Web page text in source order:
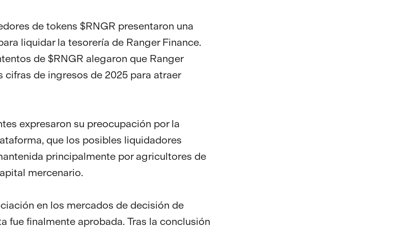
de tokens $RNGR presentaron una
liquidar la tesorería de Ranger Finance.
de $RNGR alegaron que Ranger
cifras de ingresos de 2025 para atraer
expresaron su preocupación por la
que los posibles liquidadores
principalmente por agricultores de
mercenario.
en los mercados de decisión de
fue finalmente aprobada. Tras la conclusión